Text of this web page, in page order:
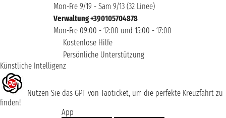
Mon-Fre 9/19 - Sam 9/13 (32 Linee)
Verwaltung +390105704878
Mon-Fre 09:00 - 12:00 und 15:00 - 17:00
Kostenlose Hilfe
Persönliche Unterstützung
Künstliche Intelligenz
Nutzen Sie das GPT von Taoticket, um die perfekte Kreuzfahrt zu
finden!
App